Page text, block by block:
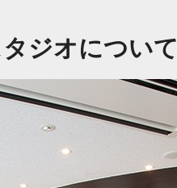
ジオについて